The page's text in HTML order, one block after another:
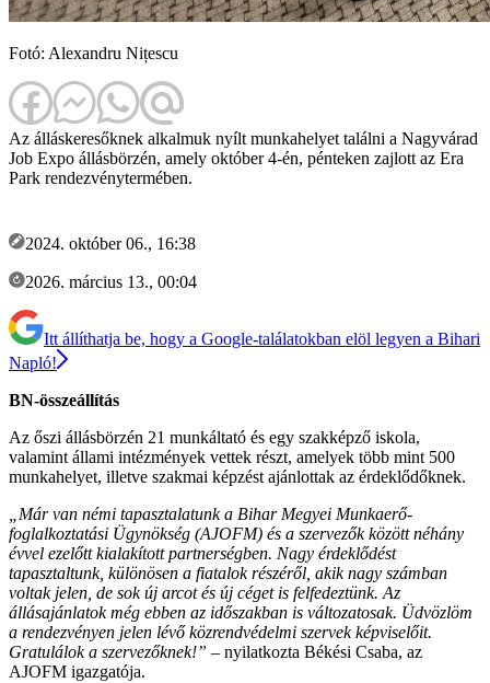
Fotó: Alexandru Nițescu
Az álláskeresőknek alkalmuk nyílt munkahelyet találni a Nagyvárad
Job Expo állásbörzén, amely október 4-én, pénteken zajlott az Era
Park rendezvénytermében.
2024. október 06., 16:38
2026. március 13., 00:04
Itt állíthatja be, hogy a Google-találatokban elöl legyen a Bihari
Napló!
BN-összeállítás
Az őszi állásbörzén 21 munkáltató és egy szakképző iskola,
valamint állami intézmények vettek részt, amelyek több mint 500
munkahelyet, illetve szakmai képzést ajánlottak az érdeklődőknek.
„Már van némi tapasztalatunk a Bihar Megyei Munkaerő-
foglalkoztatási Ügynökség (AJOFM) és a szervezők között néhány
évvel ezelőtt kialakított partnerségben. Nagy érdeklődést
tapasztaltunk, különösen a fiatalok részéről, akik nagy számban
voltak jelen, de sok új arcot és új céget is felfedeztünk. Az
állásajánlatok még ebben az időszakban is változatosak. Üdvözlöm
a rendezvényen jelen lévő közrendvédelmi szervek képviselőit.
Gratulálok a szervezőknek!” – nyilatkozta Békési Csaba, az
AJOFM igazgatója.